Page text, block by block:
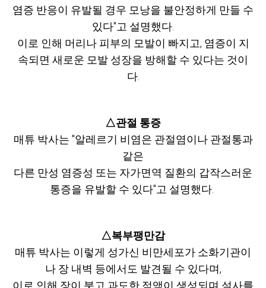
염증 반응이 유발될 경우 모낭을 불안정하게 만들 수
있다"고 설명했다.
이로 인해 머리나 피부의 모발이 빠지고, 염증이 지
속되면 새로운 모발 성장을 방해할 수 있다는 것이
다.
△관절 통증
매튜 박사는 "알레르기 비염은 관절염이나 관절통과
같은
다른 만성 염증성 또는 자가면역 질환의 갑작스러운
통증을 유발할 수 있다"고 설명했다.
△복부팽만감
매튜 박사는 이렇게 성가신 비만세포가 소화기관이
나 장 내벽 등에서도 발견될 수 있다며,
이로 인해 장이 붓고 과도한 점액이 생성되며 설사를